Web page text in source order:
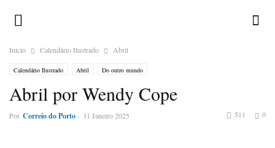
Inicio Calendário Ilustrado Abril
Calendário Ilustrado Abril Do outro mundo
Abril por Wendy Cope
Por Correio do Porto- 31 Janeiro 2025 0
511